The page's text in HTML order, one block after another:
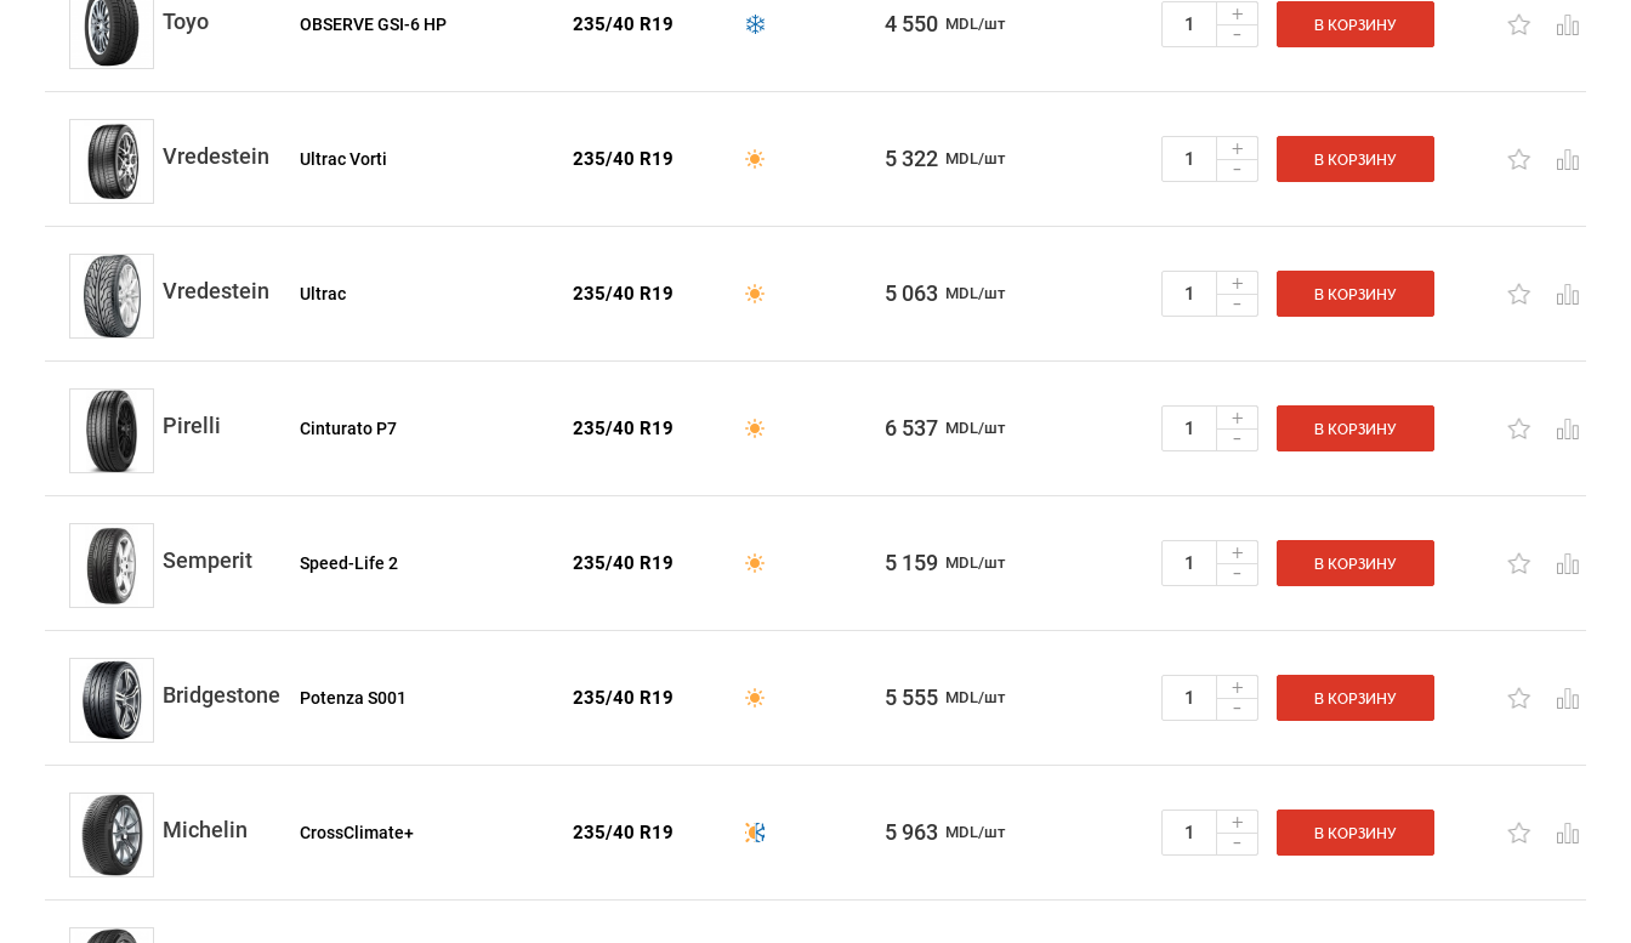
Toyo OBSERVE GSI-6 HP 235/40 R19 4 550 MDL/шт +
- В КОРЗИНУ
Vredestein Ultrac Vorti 235/40 R19 5 322 MDL/шт +
- В КОРЗИНУ
Vredestein Ultrac 235/40 R19 5 063 MDL/шт +
- В КОРЗИНУ
Pirelli Cinturato P7 235/40 R19 6 537 MDL/шт +
- В КОРЗИНУ
Semperit Speed-Life 2 235/40 R19 5 159 MDL/шт +
- В КОРЗИНУ
Bridgestone Potenza S001 235/40 R19 5 555 MDL/шт +
- В КОРЗИНУ
Michelin CrossClimate+ 235/40 R19 5 963 MDL/шт +
- В КОРЗИНУ